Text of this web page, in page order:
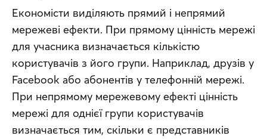
Економісти виділяють прямий і непрямий
мережеві ефекти. При прямому цінність мережі
для учасника визначається кількістю
користувачів з його групи. Наприклад, друзів у
Facebook або абонентів у телефонній мережі.
При непрямому мережевому ефекті цінність
мережі для однієї групи користувачів
визначається тим, скільки є представників